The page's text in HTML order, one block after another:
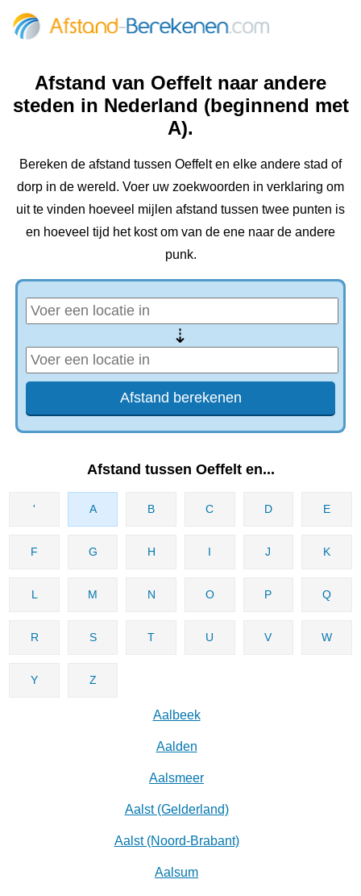
Afstand van Oeffelt naar andere
steden in Nederland (beginnend met
A).
Bereken de afstand tussen Oeffelt en elke andere stad of
dorp in de wereld. Voer uw zoekwoorden in verklaring om
uit te vinden hoeveel mijlen afstand tussen twee punten is
en hoeveel tijd het kost om van de ene naar de andere
punk.
⇢
Afstand tussen Oeffelt en...
' A B C D E
F G H I J K
L M N O P Q
R S T U V W
Y Z
Aalbeek
Aalden
Aalsmeer
Aalst (Gelderland)
Aalst (Noord-Brabant)
Aalsum